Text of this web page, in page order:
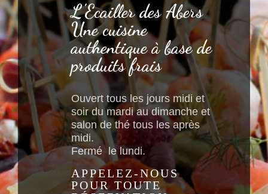
L'Ecailler des Abers
Une cuisine
authentique à base de
produits frais
Ouvert tous les jours midi et
soir du mardi au dimanche et
salon de thé tous les après
midi.
Fermé le lundi.
APPELEZ-NOUS
POUR TOUTE